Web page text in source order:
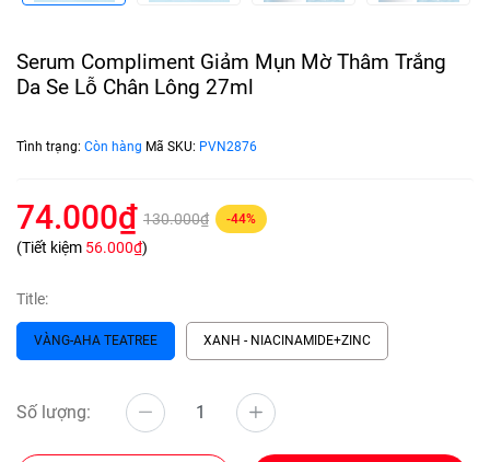
Serum Compliment Giảm Mụn Mờ Thâm Trắng
Da Se Lỗ Chân Lông 27ml
Tình trạng: Còn hàng Mã SKU: PVN2876
74.000₫ 130.000₫ -44%
(Tiết kiệm 56.000₫)
Title:
VÀNG-AHA TEATREE XANH - NIACINAMIDE+ZINC
Số lượng: